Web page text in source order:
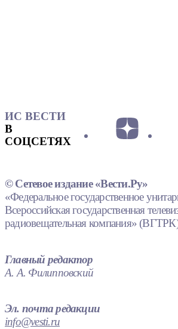
ИС ВЕСТИ
В
СОЦСЕТЯХ
© Сетевое издание «Вести.Ру»
«Федеральное государственное
Всероссийская государственная
радиовещательная компания»
Главный редактор
А. А. Филипповский
Эл. почта редакции
info@vesti.ru